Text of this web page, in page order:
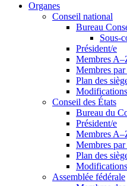
Organes
Conseil national
Bureau
Sous-
Président/e
Membres
Membres
Plan des
Conseil des États
Bureau du
Président/e
Membres
Membres
Plan des
Assemblée fédérale